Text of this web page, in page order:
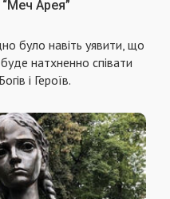
Арея”
було навіть уявити, що
натхненно співати
і Героїв.